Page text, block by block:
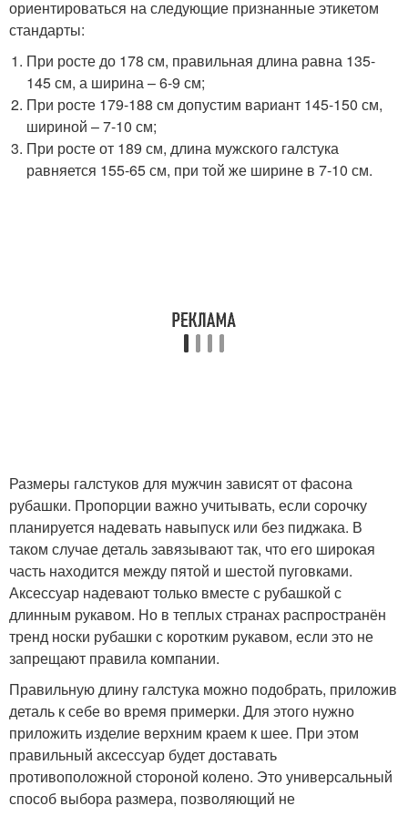
ориентироваться на следующие признанные этикетом
стандарты:
При росте до 178 см, правильная длина равна 135-
145 см, а ширина – 6-9 см;
При росте 179-188 см допустим вариант 145-150 см,
шириной – 7-10 см;
При росте от 189 см, длина мужского галстука
равняется 155-65 см, при той же ширине в 7-10 см.
Размеры галстуков для мужчин зависят от фасона
рубашки. Пропорции важно учитывать, если сорочку
планируется надевать навыпуск или без пиджака. В
таком случае деталь завязывают так, что его широкая
часть находится между пятой и шестой пуговками.
Аксессуар надевают только вместе с рубашкой с
длинным рукавом. Но в теплых странах распространён
тренд носки рубашки с коротким рукавом, если это не
запрещают правила компании.
Правильную длину галстука можно подобрать, приложив
деталь к себе во время примерки. Для этого нужно
приложить изделие верхним краем к шее. При этом
правильный аксессуар будет доставать
противоположной стороной колено. Это универсальный
способ выбора размера, позволяющий не